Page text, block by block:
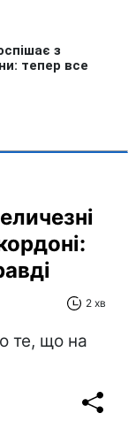
2 хв
те, що на